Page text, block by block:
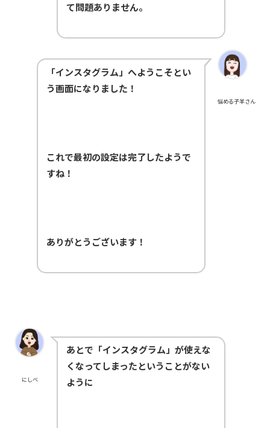
て問題ありません。
悩める子羊さん
「インスタグラム」へようこそとい
う画面になりました！
これで最初の設定は完了したようで
すね！
ありがとうございます！
にしべ
あとで「インスタグラム」が使えな
くなってしまったということがない
ように